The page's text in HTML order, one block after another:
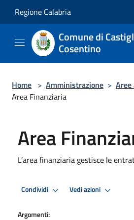
Regione Calabria
Comune di
Cosentino
Home > Amministrazione >
Area Finanziaria
Area
L’area finanziaria gestisce le
Condividi Vedi azioni
Argomenti: